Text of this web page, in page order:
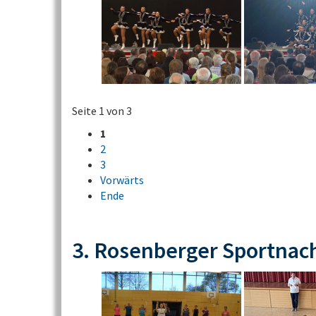
Seite 1 von 3
1
2
3
Vorwärts
Ende
3. Rosenberger